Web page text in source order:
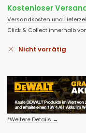
Kostenloser
Versandkosten und
Click & Collect innerhalb
Nicht vorrätig
*Weitere Details →